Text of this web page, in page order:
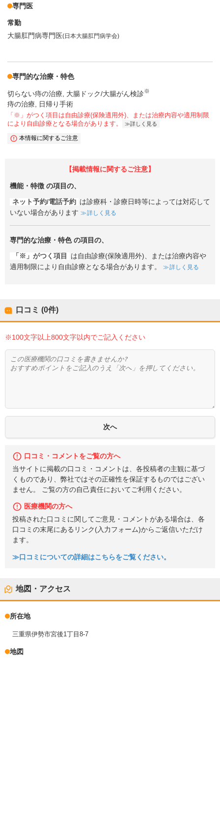
専門医
常勤
大腸肛門病専門医(日本大腸肛門病学会)
専門的な治療・特色
切らない痔の治療 大腸ドック/大腸がん検診※
痔の治療, 日帰り手術
「※」がつく項目は自由診療(保険適用外)、または治療内容や適用制限
により自由診療となる場合があります。
詳しく見る
本情報に関するご注意
【掲載情報に関するご注意】
機能・特徴 の項目の、
ネット予約/電話予約 は診療科・診療日時等によっては対応して
いない場合があります
詳しく見る
専門的な治療・特色の項目の、
「※」がつく項目
は自由診療(保険適用外)、または治療内容や
適用制限により自由診療となる場合があります。
詳しく見る
口コミ (0件)
※100文字以上800文字以内でご記入ください
口コミ・コメントをご覧の方へ
当サイトに掲載の口コミ・コメントは、各投稿者の主観に基づ
くものであり、弊社ではその正確性を保証するものではござい
ません。 ご覧の方の自己責任においてご利用ください。
医療機関の方へ
投稿された口コミに関してご意見・コメントがある場合は、各
口コミの末尾にあるリンク(入力フォーム)からご返信いただけ
ます。
≫口コミについての詳細はこちらをご覧ください。
地図・アクセス
所在地
三重県伊勢市宮後1丁目8-7
地図